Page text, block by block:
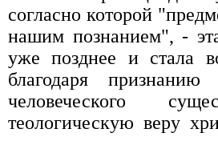
согласно которой
нашим познанием", -
уже позднее и стала
благодаря признанию
человеческого
теологическую веру